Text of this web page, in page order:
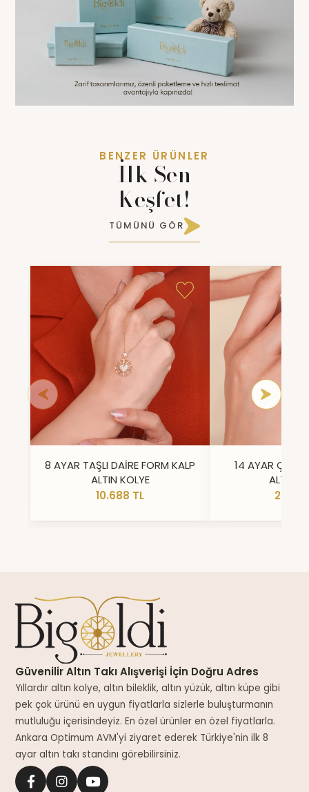
BENZER ÜRÜNLER
İlk Sen
Keşfet!
TÜMÜNÜ GÖR
8 AYAR TAŞLI DAİRE FORM KALP
ALTIN KOLYE
10.688 TL
14 AYAR ÇİFT
ALTIN
Güvenilir Altın Takı Alışverişi İçin Doğru Adres
Yıllardır altın kolye, altın bileklik, altın yüzük, altın küpe gibi
pek çok ürünü en uygun fiyatlarla sizlerle buluşturmanın
mutluluğu içerisindeyiz. En özel ürünler en özel fiyatlarla.
Ankara Optimum AVM'yi ziyaret ederek Türkiye'nin ilk 8
ayar altın takı standını görebilirsiniz.